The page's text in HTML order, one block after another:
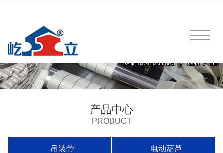
产品中心
PRODUCT
吊装带 电动葫芦